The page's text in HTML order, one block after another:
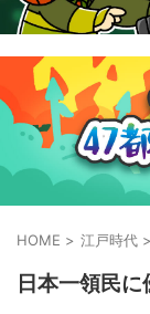
HOME > 江戸時代 >
日本一領民